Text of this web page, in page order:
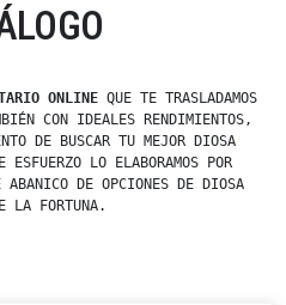
ONLINEQUE TE TRASLADAMOS
CON IDEALES RENDIMIENTOS,
DE BUSCAR TU MEJOR DIOSA
ESFUERZO LO ELABORAMOS POR
ABANICO DE OPCIONES DE DIOSA
LA FORTUNA.